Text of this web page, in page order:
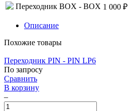
Переходник BOX - BOX 1 000 ₽
Описание
Похожие товары
Переходник PIN - PIN LP6
По запросу
Сравнить
В корзину
–